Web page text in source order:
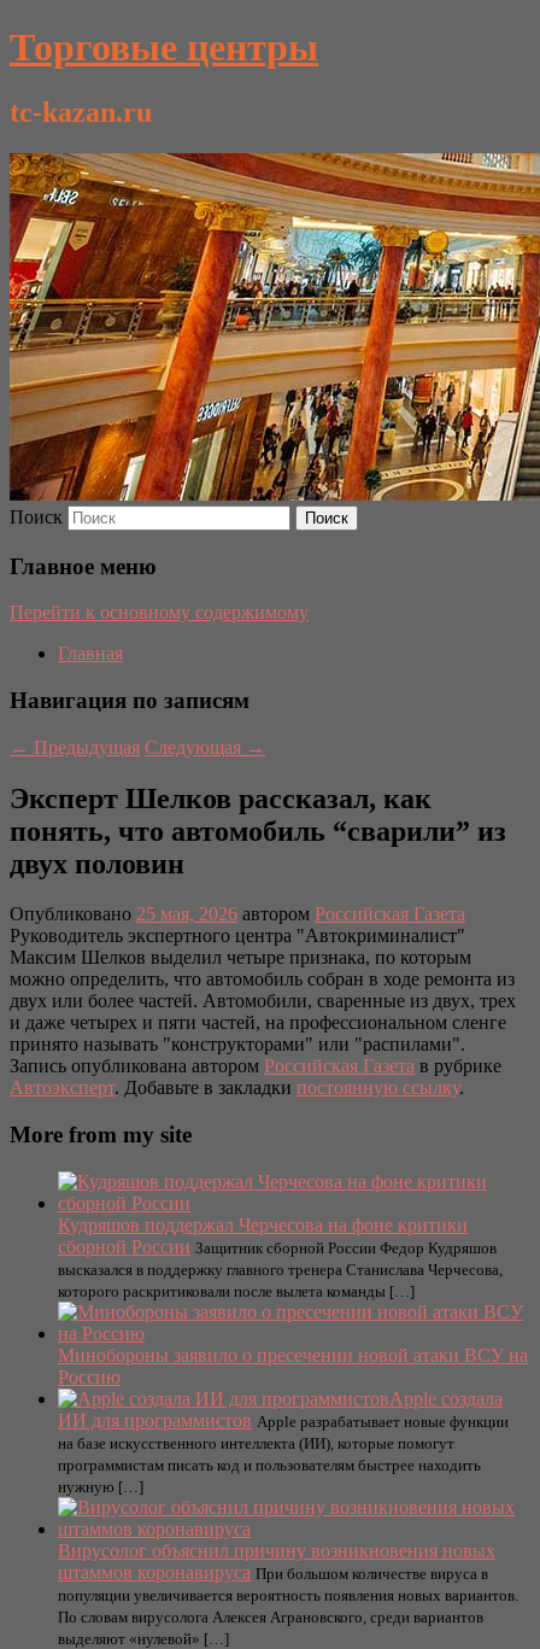
Торговые центры
tc-kazan.ru
Поиск
Главное меню
Перейти к основному содержимому
Главная
Навигация по записям
← Предыдущая Следующая →
Эксперт Шелков рассказал, как
понять, что автомобиль “сварили” из
двух половин
Опубликовано 25 мая, 2026 автором Российская Газета
Руководитель экспертного центра "Автокриминалист"
Максим Шелков выделил четыре признака, по которым
можно определить, что автомобиль собран в ходе ремонта из
двух или более частей. Автомобили, сваренные из двух, трех
и даже четырех и пяти частей, на профессиональном сленге
принято называть "конструкторами" или "распилами".
Запись опубликована автором Российская Газета в рубрике
Автоэксперт. Добавьте в закладки постоянную ссылку.
More from my site
Кудряшов поддержал Черчесова на фоне критики
сборной России Защитник сборной России Федор Кудряшов
высказался в поддержку главного тренера Станислава Черчесова,
которого раскритиковали после вылета команды […]
Минобороны заявило о пресечении новой атаки ВСУ на
Россию
Apple создала
ИИ для программистов Apple разрабатывает новые функции
на базе искусственного интеллекта (ИИ), которые помогут
программистам писать код и пользователям быстрее находить
нужную […]
Вирусолог объяснил причину возникновения новых
штаммов коронавируса При большом количестве вируса в
популяции увеличивается вероятность появления новых вариантов.
По словам вирусолога Алексея Аграновского, среди вариантов
выделяют «нулевой» […]